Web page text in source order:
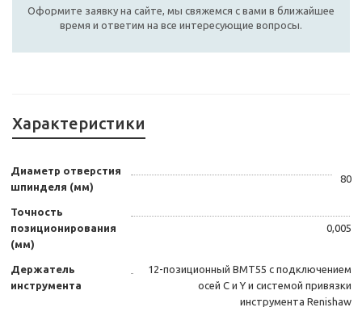
Оформите заявку на сайте, мы свяжемся с вами в ближайшее
время и ответим на все интересующие вопросы.
Характеристики
Диаметр отверстия
шпинделя (мм)
80
Точность
позиционирования
(мм)
0,005
Держатель
инструмента
12-позиционный BMT55 c подключением
осей С и Y и системой привязки
инструмента Renishaw